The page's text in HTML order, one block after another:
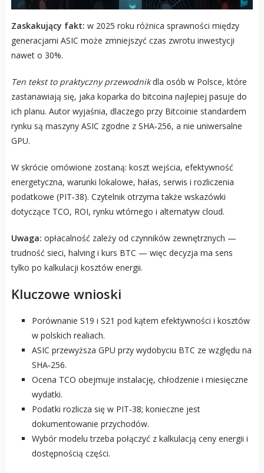
Zaskakujący fakt: w 2025 roku różnica sprawności między
generacjami ASIC może zmniejszyć czas zwrotu inwestycji
nawet o 30%.
Ten tekst to praktyczny przewodnikdla osób w Polsce, które
zastanawiają się, jaka koparka do bitcoina najlepiej pasuje do
ich planu. Autor wyjaśnia, dlaczego przy Bitcoinie standardem
rynku są maszyny ASIC zgodne z SHA‑256, a nie uniwersalne
GPU.
W skrócie omówione zostaną: koszt wejścia, efektywność
energetyczna, warunki lokalowe, hałas, serwis i rozliczenia
podatkowe (PIT‑38). Czytelnik otrzyma także wskazówki
dotyczące TCO, ROI, rynku wtórnego i alternatyw cloud.
Uwaga: opłacalność zależy od czynników zewnętrznych —
trudność sieci, halving i kurs BTC — więc decyzja ma sens
tylko po kalkulacji kosztów energii.
Kluczowe wnioski
Porównanie S19 i S21 pod kątem efektywności i kosztów
w polskich realiach.
ASIC przewyższa GPU przy wydobyciu BTC ze względu na
SHA‑256.
Ocena TCO obejmuje instalację, chłodzenie i miesięczne
wydatki.
Podatki rozlicza się w PIT‑38; konieczne jest
dokumentowanie przychodów.
Wybór modelu trzeba połączyć z kalkulacją ceny energii i
dostępnością części.